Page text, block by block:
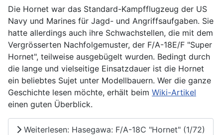
Die Hornet war das Standard-Kampfflugzeug der US
Navy und Marines für Jagd- und Angriffsaufgaben. Sie
hatte allerdings auch ihre Schwachstellen, die mit dem
Vergrösserten Nachfolgemuster, der F/A-18E/F "Super
Hornet", teilweise ausgebügelt wurden. Bedingt durch
die lange und vielseitige Einsatzdauer ist die Hornet
ein beliebtes Sujet unter Modellbauern. Wer die ganze
Geschichte lesen möchte, erhält beim Wiki-Artikel
einen guten Überblick.
Weiterlesen: Hasegawa: F/A-18C "Hornet" (1/72)